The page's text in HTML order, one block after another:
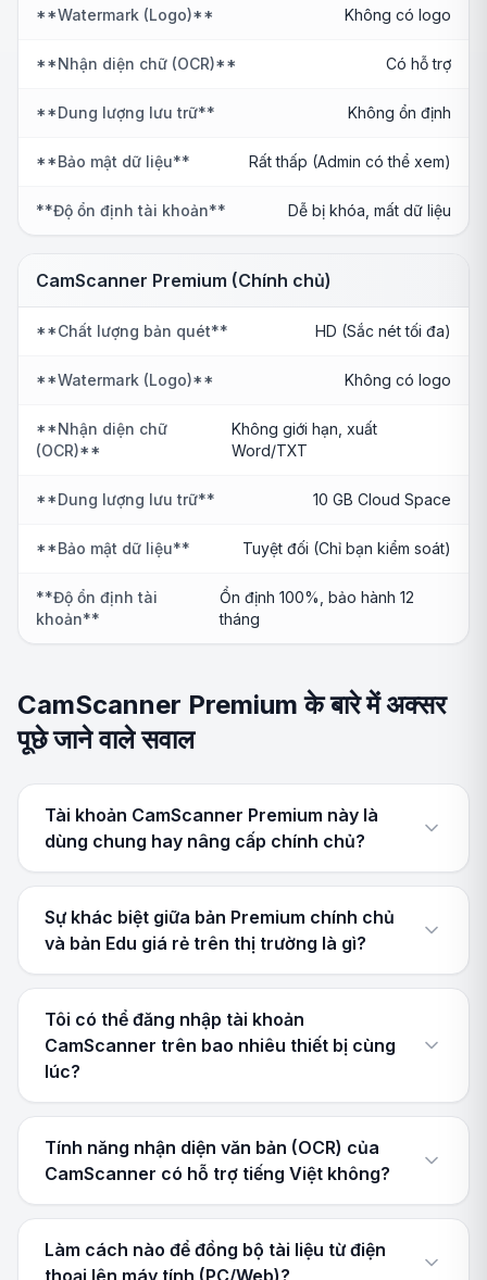
**Watermark (Logo)** Không có logo
**Nhận diện chữ (OCR)** Có hỗ trợ
**Dung lượng lưu trữ** Không ổn định
**Bảo mật dữ liệu** Rất thấp (Admin có thể xem)
**Độ ổn định tài khoản** Dễ bị khóa, mất dữ liệu
CamScanner Premium (Chính chủ)
**Chất lượng bản quét** HD (Sắc nét tối đa)
**Watermark (Logo)** Không có logo
**Nhận diện chữ
(OCR)**
Không giới hạn, xuất
Word/TXT
**Dung lượng lưu trữ** 10 GB Cloud Space
**Bảo mật dữ liệu** Tuyệt đối (Chỉ bạn kiểm soát)
**Độ ổn định tài
khoản**
Ổn định 100%, bảo hành 12
tháng
CamScanner Premium के बारे में अक्सर
पूछे जाने वाले सवाल
Tài khoản CamScanner Premium này là
dùng chung hay nâng cấp chính chủ?
Sự khác biệt giữa bản Premium chính chủ
và bản Edu giá rẻ trên thị trường là gì?
Tôi có thể đăng nhập tài khoản
CamScanner trên bao nhiêu thiết bị cùng
lúc?
Tính năng nhận diện văn bản (OCR) của
CamScanner có hỗ trợ tiếng Việt không?
Làm cách nào để đồng bộ tài liệu từ điện
thoại lên máy tính (PC/Web)?